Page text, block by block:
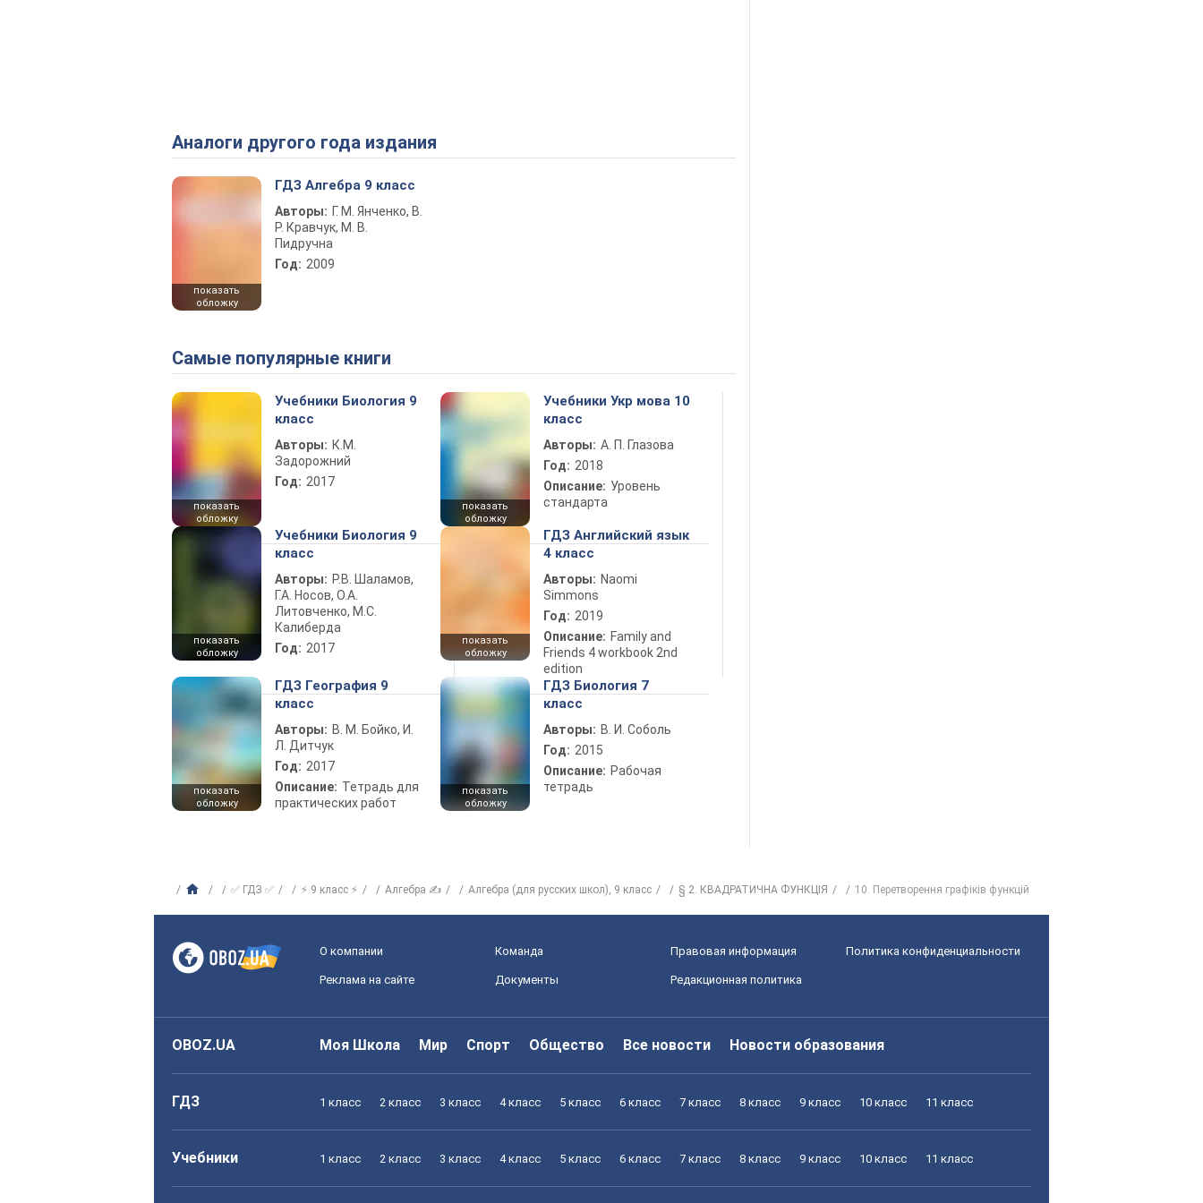
Аналоги другого года издания
показать
обложку
ГДЗ Алгебра 9 класс
Авторы: Г. М. Янченко, В.
Р. Кравчук, М. В.
Пидручна
Год: 2009
Самые популярные книги
показать
обложку
Учебники Биология 9
класс
Авторы: К.М.
Задорожний
Год: 2017
показать
обложку
Учебники Укр мова 10
класс
Авторы: А. П. Глазова
Год: 2018
Описание: Уровень
стандарта
показать
обложку
Учебники Биология 9
класс
Авторы: Р.В. Шаламов,
Г.А. Носов, О.А.
Литовченко, М.С.
Калиберда
Год: 2017
показать
обложку
ГДЗ Английский язык
4 класс
Авторы: Naomi
Simmons
Год: 2019
Описание: Family and
Friends 4 workbook 2nd
edition
показать
обложку
ГДЗ География 9
класс
Авторы: В. М. Бойко, И.
Л. Дитчук
Год: 2017
Описание: Тетрадь для
практических работ
показать
обложку
ГДЗ Биология 7
класс
Авторы: В. И. Соболь
Год: 2015
Описание: Рабочая
тетрадь
✅ ГДЗ ✅ ⚡ 9 класс ⚡ Алгебра ✍ Алгебра (для русских школ), 9 класс § 2. КВАДРАТИЧНА ФУНКЦІЯ 10. Перетворення графіків функцій
О компании Команда Правовая информация Политика конфиденциальности
Реклама на сайте Документы Редакционная политика
OBOZ.UA Моя Школа Мир Спорт Общество Все новости Новости образования
ГДЗ 1 класс 2 класс 3 класс 4 класс 5 класс 6 класс 7 класс 8 класс 9 класс 10 класс 11 класс
Учебники 1 класс 2 класс 3 класс 4 класс 5 класс 6 класс 7 класс 8 класс 9 класс 10 класс 11 класс